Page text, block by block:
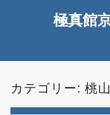
極真館
カテゴリー:桃